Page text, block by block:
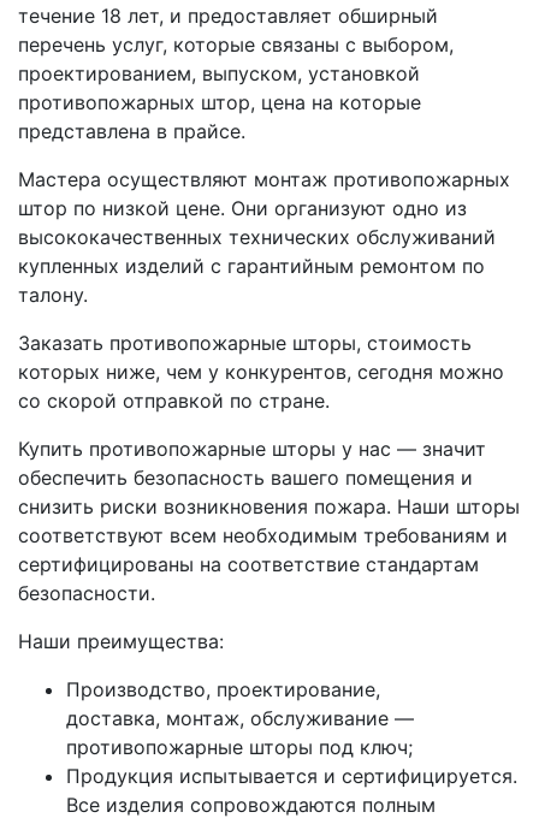
течение 18 лет, и предоставляет обширный
перечень услуг, которые связаны с выбором,
проектированием, выпуском, установкой
противопожарных штор, цена на которые
представлена в прайсе.
Мастера осуществляют монтаж противопожарных
штор по низкой цене. Они организуют одно из
высококачественных технических обслуживаний
купленных изделий с гарантийным ремонтом по
талону.
Заказать противопожарные шторы, стоимость
которых ниже, чем у конкурентов, сегодня можно
со скорой отправкой по стране.
Купить противопожарные шторы у нас — значит
обеспечить безопасность вашего помещения и
снизить риски возникновения пожара. Наши шторы
соответствуют всем необходимым требованиям и
сертифицированы на соответствие стандартам
безопасности.
Наши преимущества:
Производство, проектирование,
доставка, монтаж, обслуживание —
противопожарные шторы под ключ;
Продукция испытывается и сертифицируется.
Все изделия сопровождаются полным